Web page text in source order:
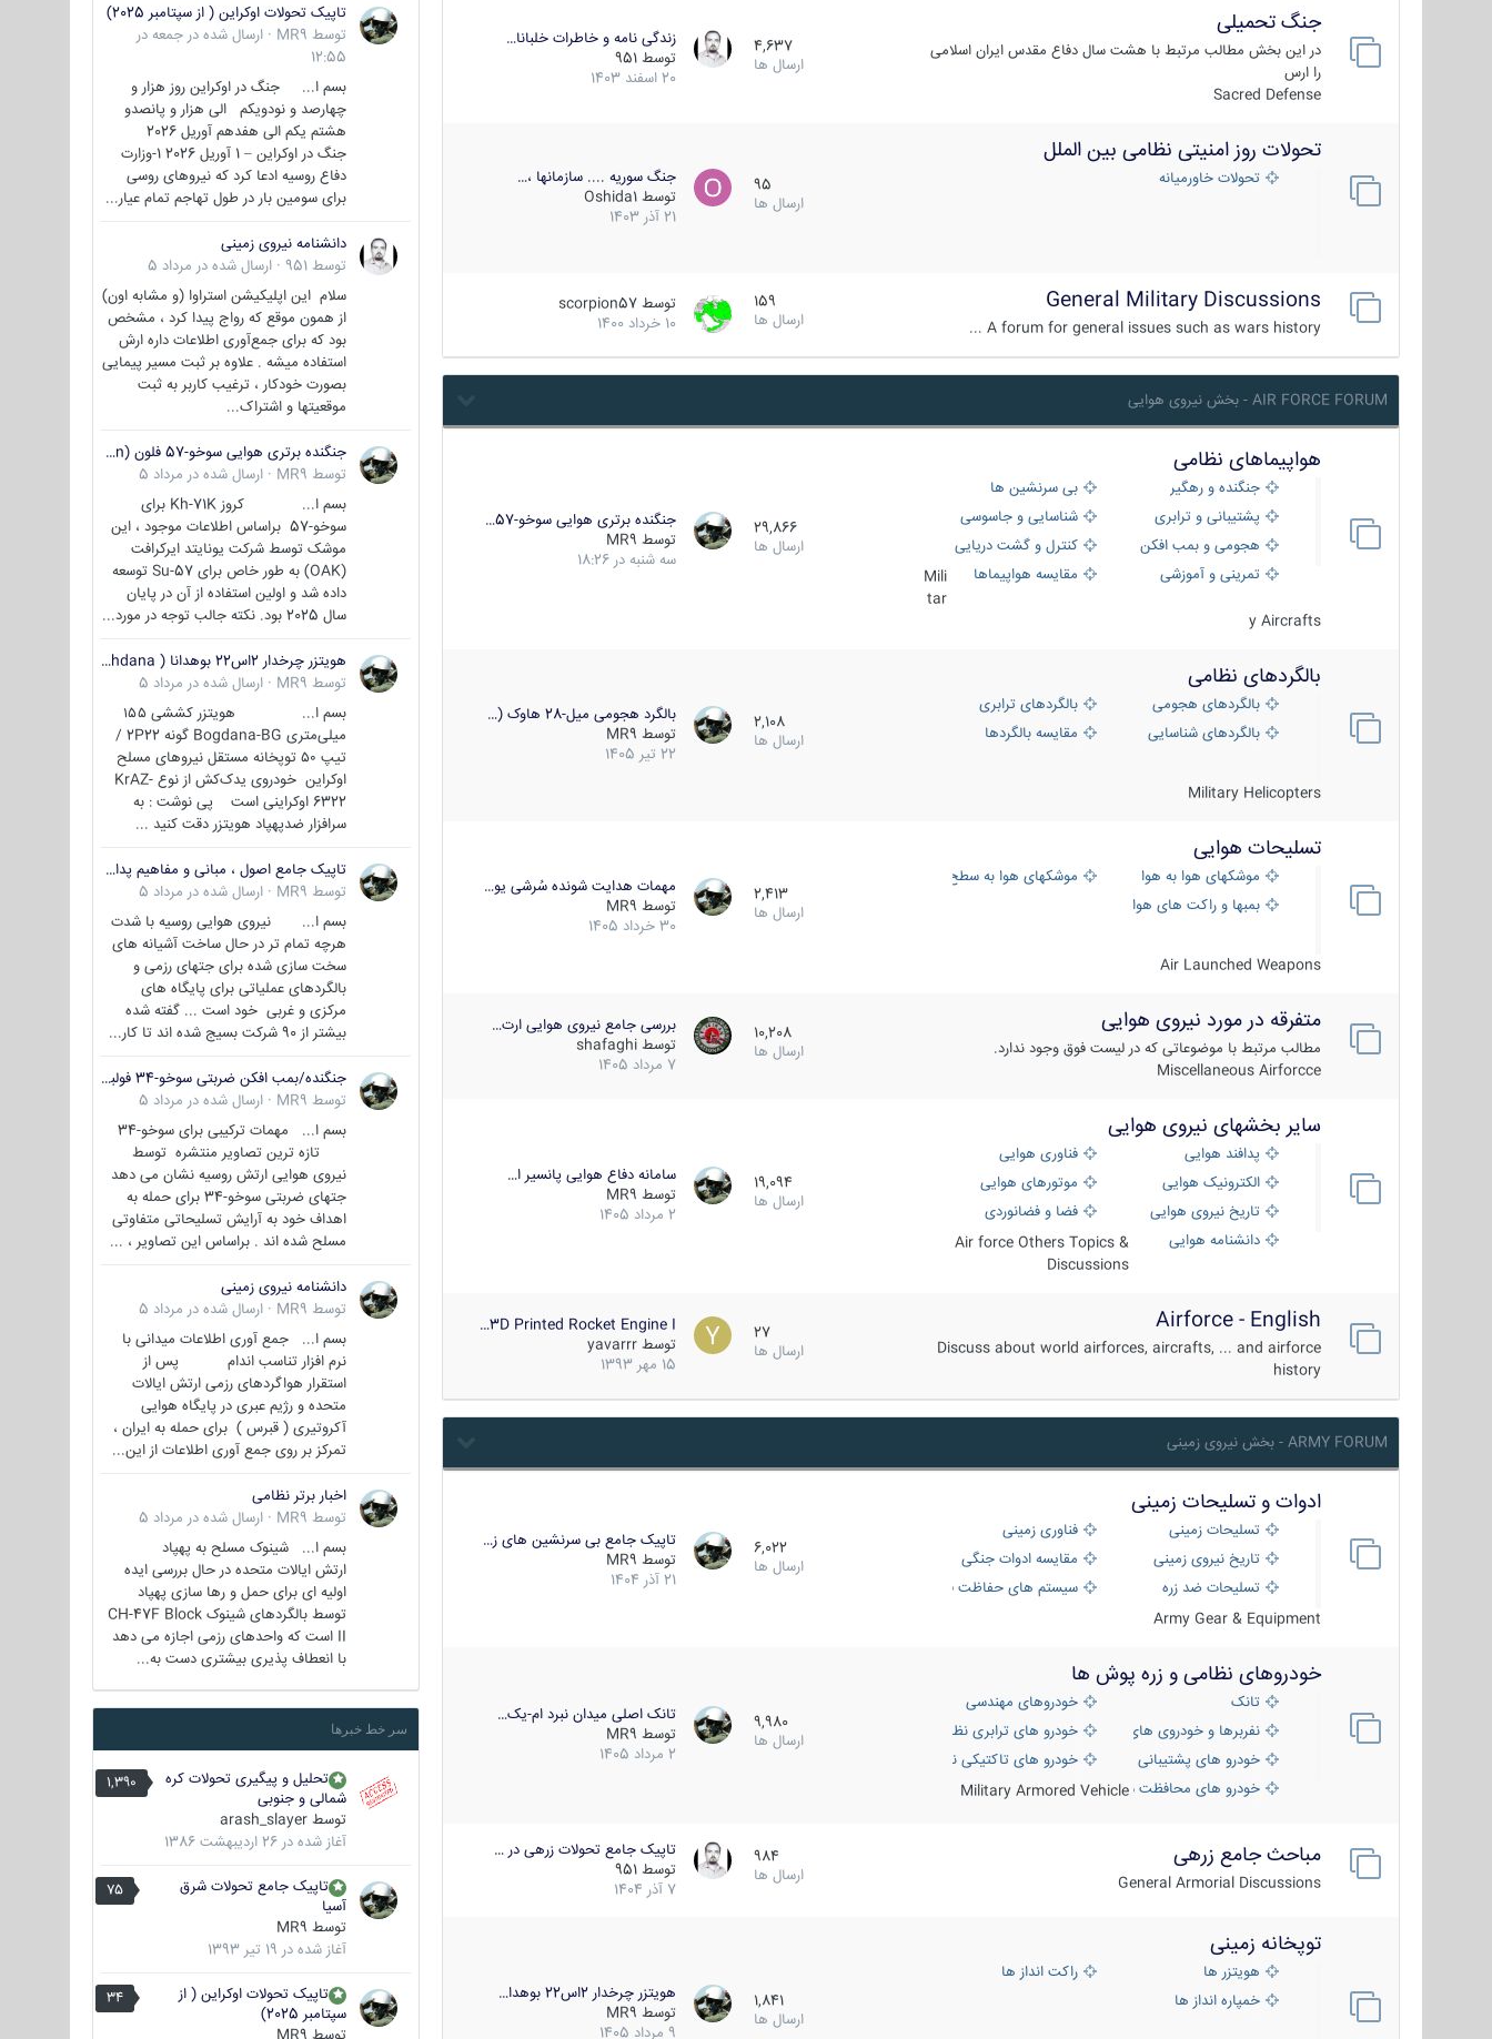
جنگ تحمیلی
در این بخش مطالب مرتبط با هشت سال دفاع مقدس ایران اسلامی
را ارس
Sacred Defense
4,637
ارسال ها
زندگی نامه و خاطرات خلبانا…
توسط 951
20 اسفند 1403
تحولات روز امنیتی نظامی بین الملل
تحولات خاورمیانه
95
ارسال ها
جنگ سوریه .... سازمانها ،…
توسط Oshida1
21 آذر 1403
General Military Discussions
A forum for general issues such as wars history ...
159
ارسال ها
توسط scorpion57
10 خرداد 1400
AIR FORCE FORUM - بخش نیروی هوایی
هواپیماهای نظامی
جنگنده و رهگیر
بی سرنشین ها
پشتیبانی و ترابری
شناسایی و جاسوسی
هجومی و بمب افکن
کنترل و گشت دریایی
تمرینی و آموزشی
مقایسه هواپیماها
Mili
tar
y Aircrafts
29,866
ارسال ها
جنگنده برتری هوایی سوخو-57…
توسط MR9
سه شنبه در 18:26
بالگردهای نظامی
بالگردهای هجومی
بالگردهای ترابری
بالگردهای شناسایی
مقایسه بالگردها
Military Helicopters
2,108
ارسال ها
بالگرد هجومی میل-28 هاوک (…
توسط MR9
22 تیر 1405
تسلیحات هوایی
موشکهای هوا به هوا
موشکهای هوا به سطح
بمبها و راکت های هوایی
Air Launched Weapons
2,413
ارسال ها
مهمات هدایت شونده سُرشی یو…
توسط MR9
30 خرداد 1405
متفرقه در مورد نیروی هوایی
مطالب مرتبط با موضوعاتی که در لیست فوق وجود ندارد.
Miscellaneous Airforcce
10,208
ارسال ها
بررسی جامع نیروی هوایی ارت…
توسط shafaghi
7 مرداد 1405
سایر بخشهای نیروی هوایی
پدافند هوایی
فناوری هوایی
الکترونیک هوایی
موتورهای هوایی
تاریخ نیروی هوایی
فضا و فضانوردی
دانشنامه هوایی
Air force Others Topics &
Discussions
19,094
ارسال ها
سامانه دفاع هوایی پانسیر ا…
توسط MR9
2 مرداد 1405
Airforce - English
Discuss about world airforces, aircrafts, ... and airforce
history
27
ارسال ها
3D Printed Rocket Engine I…
توسط yavarrr
15 مهر 1393
ARMY FORUM - بخش نیروی زمینی
ادوات و تسلیحات زمینی
تسلیحات زمینی
فناوری زمینی
تاریخ نیروی زمینی
مقایسه ادوات جنگی
تسلیحات ضد زره
سیستم های حفاظت فعال
Army Gear & Equipment
6,022
ارسال ها
تاپیک جامع بی سرنشین های ز…
توسط MR9
21 آذر 1404
خودروهای نظامی و زره پوش ها
تانک
خودروهای مهندسی
نفربرها و خودروی های رزمی پیاده نظامخودرو های ترابری نظامی
خودرو های پشتیبانی آتش ، شناسایی و ضد تانک
خودرو های تاکتیکی نظامی
خودرو های محافظت شدهMilitary Armored Vehicle
9,980
ارسال ها
تانک اصلی میدان نبرد ام-یک…
توسط MR9
2 مرداد 1405
مباحث جامع زرهی
General Armorial Discussions
984
ارسال ها
تاپیک جامع تحولات زرهی در …
توسط 951
7 آذر 1404
توپخانه زمینی
هویتزر ها
راکت انداز ها
خمپاره انداز ها
1,841
ارسال ها
هویتزر چرخدار 2اس22 بوهدا…
توسط MR9
9 مرداد 1405
تاپیک تحولات اوکراین ( از سپتامبر 2025)
توسط MR9
· ارسال شده در جمعه در
12:55
بسم ا... جنگ در اوکراین روز هزار و
چهارصد و نودویکم الی هزار و پانصدو
هشتم یکم الی هفدهم آوریل 2026
جنگ در اوکراین – 1 آوریل 2026 1-وزارت
دفاع روسیه ادعا کرد که نیروهای روسی
برای سومین بار در طول تهاجم تمام عیار...
دانشنامه نیروی زمینی
توسط 951
· ارسال شده در مرداد 5
سلام این اپلیکیشن استراوا (و مشابه اون)
از همون موقع که رواج پیدا کرد ، مشخص
بود که برای جمع‌آوری اطلاعات داره ارش
استفاده میشه . علاوه بر ثبت مسیر پیمایی
بصورت خودکار ، ترغیب کاربر به ثبت
موقعیتها و اشتراک‌...
جنگنده برتری هوایی سوخو-57 فلون (Su-57/Felon)
توسط MR9
· ارسال شده در مرداد 5
بسم ا... کروز Kh-71K برای
سوخو-57 براساس اطلاعات موجود ، این
موشک توسط شرکت یونایتد ایرکرافت
(OAK) به طور خاص برای Su-57 توسعه
داده شد و اولین استفاده از آن در پایان
سال 2025 بود. نکته جالب توجه در مورد...
هویتزر چرخدار 2اس22 بوهدانا ( wheeled howitzer 2S22 Bohdana )
توسط MR9
· ارسال شده در مرداد 5
بسم ا... هویتزر کششی ۱۵۵
میلی‌متری Bogdana-BG گونه 2P22 /
تیپ ۵۰ توپخانه مستقل نیروهای مسلح
اوکراین خودروی یدک‌کش از نوع KrAZ-
6322 اوکراینی است پی نوشت : به
سرافزار ضدپهپاد هویتزر دقت کنید ...
تاپیک جامع اصول ، مبانی و مفاهیم پدافند غیر عامل
توسط MR9
· ارسال شده در مرداد 5
بسم ا... نیروی هوایی روسیه با شدت
هرچه تمام تر در حال ساخت آشیانه های
سخت سازی شده برای جتهای رزمی و
بالگردهای عملیاتی برای پایگاه های
مرکزی و غربی خود است ... گفته شده
بیشتر از 90 شرکت بسیج شده اند تا کار...
جنگنده/بمب افکن ضربتی سوخو-34 فولبک ( Sukhoi Su-34/Fullback)
توسط MR9
· ارسال شده در مرداد 5
بسم ا... مهمات ترکیبی برای سوخو-34
تازه ترین تصاویر منتشره توسط
نیروی هوایی ارتش روسیه نشان می دهد
جتهای ضربتی سوخو-34 برای حمله به
اهداف خود به آرایش تسلیحاتی متفاوتی
مسلح شده اند . براساس این تصاویر ، ...
دانشنامه نیروی زمینی
توسط MR9
· ارسال شده در مرداد 5
بسم ا... جمع آوری اطلاعات میدانی با
نرم افزار تناسب اندام پس از
استقرار هواگردهای رزمی ارتش ایالات
متحده و رژیم عبری در پایگاه هوایی
آکروتیری ( قبرس ) برای حمله به ایران ،
تمرکز بر روی جمع آوری اطلاعات از این...
اخبار برتر نظامی
توسط MR9
· ارسال شده در مرداد 5
بسم ا... شینوک مسلح به پهپاد
ارتش ایالات متحده در حال بررسی ایده
اولیه ای برای حمل و رها سازی پهپاد
توسط بالگردهای شینوک CH-47F Block
II است که واحدهای رزمی اجازه می دهد
با انعطاف پذیری بیشتری دست به...
سر خط خبرها
1,390
تحلیل و پیگیری تحولات کره
شمالی و جنوبی
توسط arash_slayer
آغاز شده در 26 اردیبهشت 1386
75
تاپیک جامع تحولات شرق
آسیا
توسط MR9
آغاز شده در 19 تیر 1393
34
تاپیک تحولات اوکراین ( از
سپتامبر 2025)